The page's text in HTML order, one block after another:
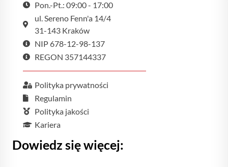
Pon.-Pt.: 09:00 - 17:00
ul. Sereno Fenn'a 14/4
31-143 Kraków
NIP 678-12-98-137
REGON 357144337
Polityka prywatności
Regulamin
Polityka jakości
Kariera
Dowiedz się więcej: